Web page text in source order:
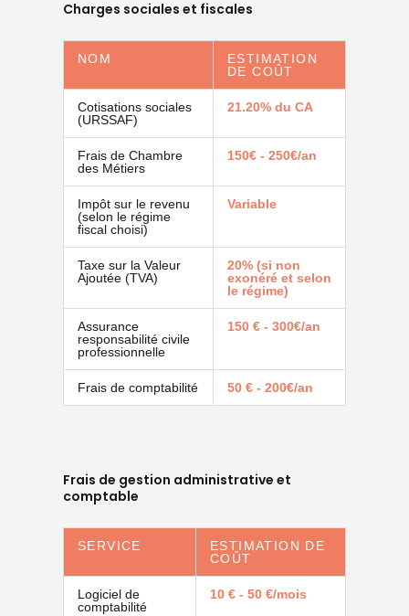
Charges sociales et fiscales
NOM
ESTIMATION
DE COÛT
Cotisations sociales
(URSSAF)
21.20% du CA
Frais de Chambre
des Métiers
150€ - 250€/an
Impôt sur le revenu
(selon le régime
fiscal choisi)
Variable
Taxe sur la Valeur
Ajoutée (TVA)
20% (si non
exonéré et selon
le régime)
Assurance
responsabilité civile
professionnelle
150 € - 300€/an
Frais de comptabilité 50 € - 200€/an
Frais de gestion administrative et
comptable
SERVICE
ESTIMATION DE
COÛT
Logiciel de
comptabilité
10 € - 50 €/mois